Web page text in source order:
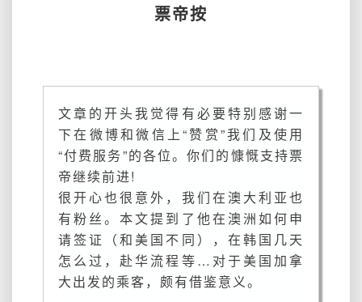
经
历，
天
怎
么
有
澳
大
利
亚
申
票帝按
文章的开头我觉得有必要特别感谢一
下在微博和微信上“赞赏”我们及使用
“付费服务”的各位。你们的慷慨支持票
帝继续前进!
很开心也很意外，我们在澳大利亚也
有粉丝。本文提到了他在澳洲如何申
请签证（和美国不同），在韩国几天
怎么过，赴华流程等…对于美国加拿
大出发的乘客，颇有借鉴意义。